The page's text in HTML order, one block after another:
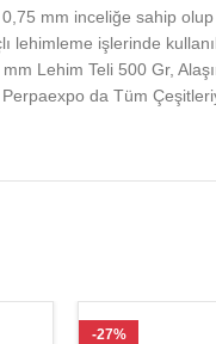
mm inceliğe sahip
lehimleme işlerinde
Lehim Teli 500 Gr,
da Tüm
-27%